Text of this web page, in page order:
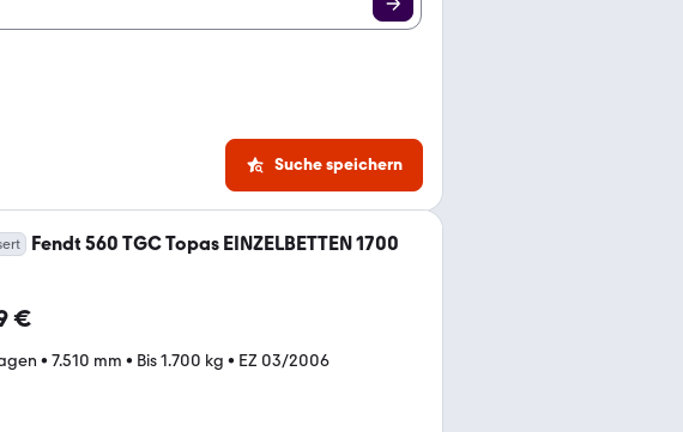
Suche speichern
Fendt 560 TGC Topas EINZELBETTEN 1700
€
• 7.510 mm • Bis 1.700 kg • EZ 03/2006